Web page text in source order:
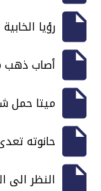
رؤيا الخابية
أصاب ذهب
ميتا حمل
حانوته
النظر الى